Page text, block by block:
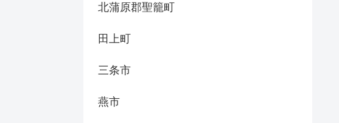
北蒲原郡聖籠町
田上町
三条市
燕市